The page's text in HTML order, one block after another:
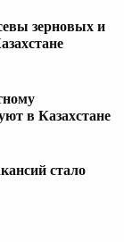
зерновых и
в Казахстане
стало